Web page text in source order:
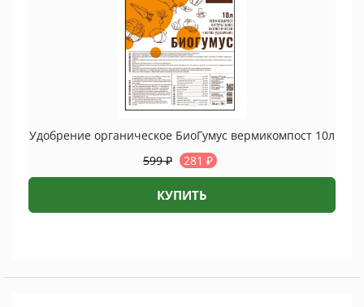
Удобрение органическое БиоГумус вермикомпост 10л
599₽ 281 ₽
КУПИТЬ